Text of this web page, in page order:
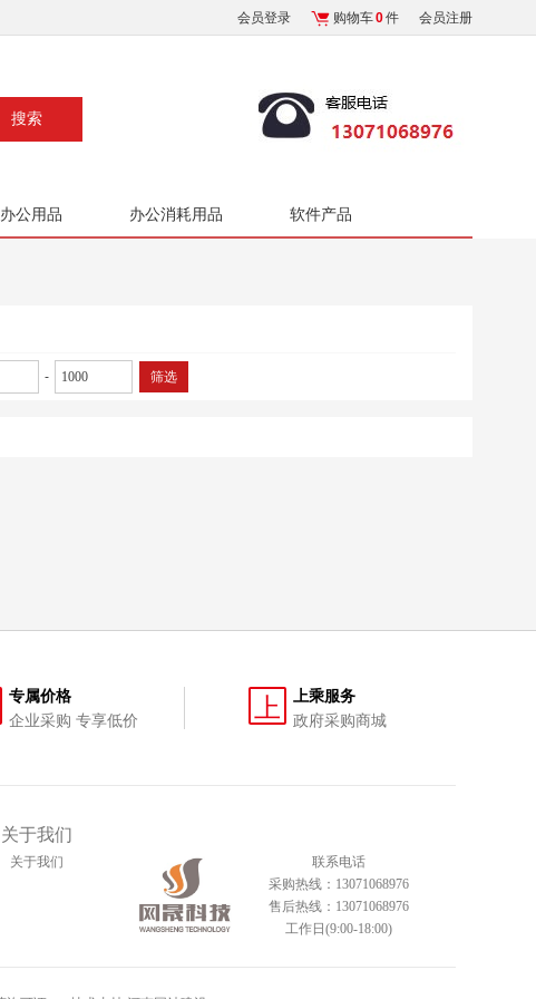
会员登录 购物车0件 会员注册
办公用品 办公消耗用品 软件产品
- 筛选
专属价格
企业采购 专享低价
上
上乘服务
政府采购商城
关于我们
关于我们
联系电话
采购热线：13071068976
售后热线：13071068976
工作日(9:00-18:00)